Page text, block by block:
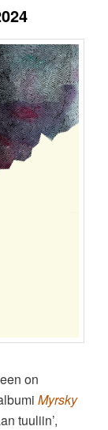
on
Myrsky
tuuliin’,